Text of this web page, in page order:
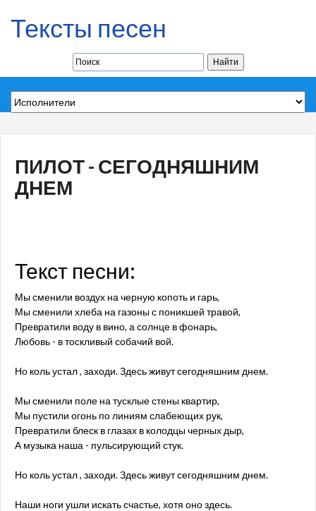
Тексты песен
ПИЛОТ - СЕГОДНЯШНИМ
ДНЕМ
Текст песни:
Мы сменили воздух на черную копоть и гарь,
Мы сменили хлеба на газоны с поникшей травой,
Превратили воду в вино, а солнце в фонарь,
Любовь - в тоскливый собачий вой.
Но коль устал , заходи. Здесь живут сегодняшним днем.
Мы сменили поле на тусклые стены квартир,
Мы пустили огонь по линиям слабеющих рук,
Превратили блеск в глазах в колодцы черных дыр,
А музыка наша - пульсирующий стук.
Но коль устал , заходи. Здесь живут сегодняшним днем.
Наши ноги ушли искать счастье, хотя оно здесь.